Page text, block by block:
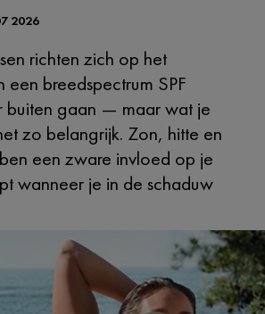
richten zich op het
een breedspectrum SPF
buiten gaan — maar wat je
zo belangrijk. Zon, hitte en
een zware invloed op je
wanneer je in de schaduw
2026